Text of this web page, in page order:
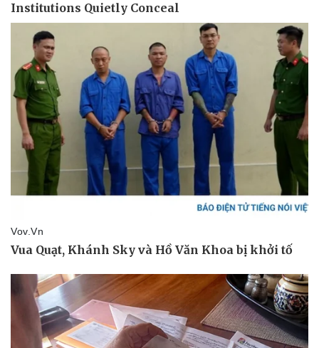
Tin nóng
Tư vấn luật
Quân sự - Quốc phòng
Phân tích